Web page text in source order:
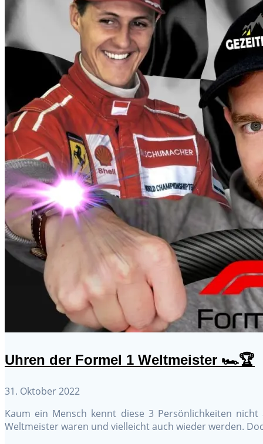
Uhren der Formel 1 Weltmeister 🏎️🏆
31. Oktober 2022
Kaum ein Mensch kennt diese 3 Persönlichkeiten
Weltmeister waren und vielleicht auch wieder werden.